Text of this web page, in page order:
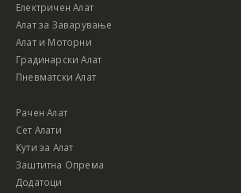
Електричен Алат
Алат за Заварување
Алат и Моторни
Градинарски Алат
Пневматски Алат
Рачен Алат
Сет Алати
Кути за Алат
Заштитна Опрема
Додатоци